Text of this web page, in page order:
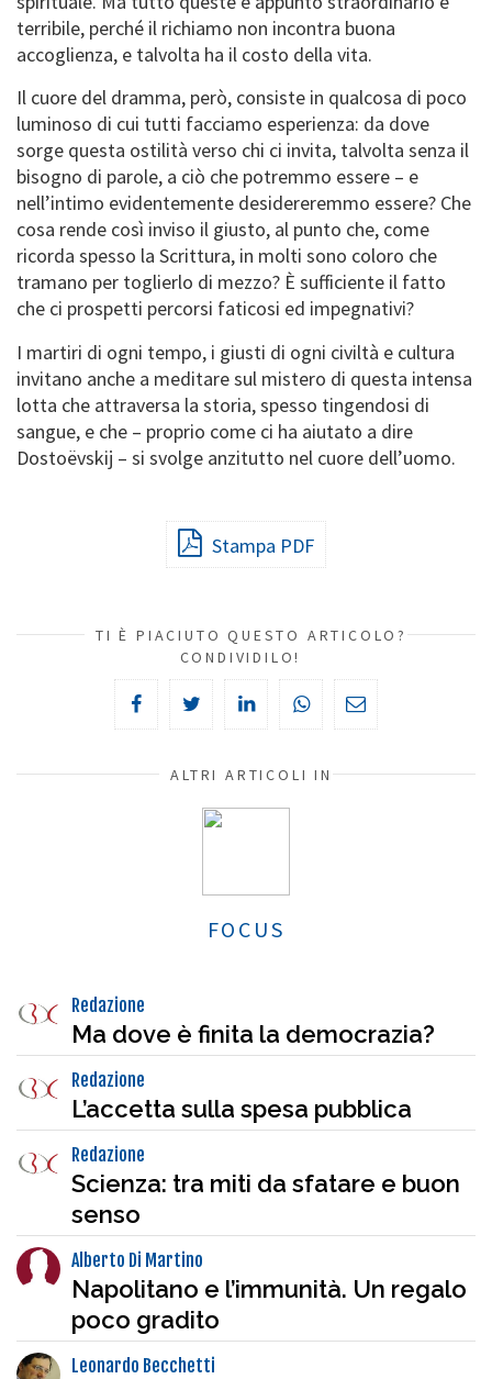
terribile, perché il richiamo non incontra buona
accoglienza, e talvolta ha il costo della vita.
Il cuore del dramma, però, consiste in qualcosa di poco
luminoso di cui tutti facciamo esperienza: da dove
sorge questa ostilità verso chi ci invita, talvolta senza il
bisogno di parole, a ciò che potremmo essere – e
nell’intimo evidentemente desidereremmo essere? Che
cosa rende così inviso il giusto, al punto che, come
ricorda spesso la Scrittura, in molti sono coloro che
tramano per toglierlo di mezzo? È sufficiente il fatto
che ci prospetti percorsi faticosi ed impegnativi?
I martiri di ogni tempo, i giusti di ogni civiltà e cultura
invitano anche a meditare sul mistero di questa intensa
lotta che attraversa la storia, spesso tingendosi di
sangue, e che – proprio come ci ha aiutato a dire
Dostoëvskij – si svolge anzitutto nel cuore dell’uomo.
Stampa PDF
TI È PIACIUTO QUESTO ARTICOLO?
CONDIVIDILO!
ALTRI ARTICOLI IN
FOCUS
Redazione
Ma dove è finita la democrazia?
Redazione
L’accetta sulla spesa pubblica
Redazione
Scienza: tra miti da sfatare e buon
senso
Alberto Di Martino
Napolitano e l’immunità. Un regalo
poco gradito
Leonardo Becchetti